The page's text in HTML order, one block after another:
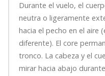
Durante el vuelo, el
neutra o ligeramente
hacia el pecho en el aire
diferente). El core
tronco. La cabeza y el
mirar hacia abajo